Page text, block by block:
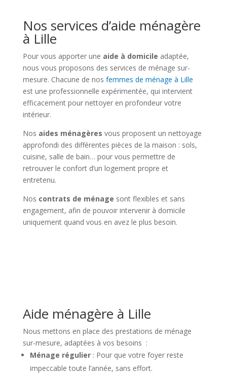
Nos services d’aide ménagère
à Lille
Pour vous apporter une aide à domicile adaptée,
nous vous proposons des services de ménage sur-
mesure. Chacune de nos femmes de ménage à Lille
est une professionnelle expérimentée, qui intervient
efficacement pour nettoyer en profondeur votre
intérieur.
Nos aides ménagères vous proposent un nettoyage
approfondi des différentes pièces de la maison : sols,
cuisine, salle de bain… pour vous permettre de
retrouver le confort d’un logement propre et
entretenu.
Nos contrats de ménage sont flexibles et sans
engagement, afin de pouvoir intervenir à domicile
uniquement quand vous en avez le plus besoin.
Aide ménagère à Lille
Nous mettons en place des prestations de ménage
sur-mesure, adaptées à vos besoins :
Ménage régulier : Pour que votre foyer reste
impeccable toute l’année, sans effort.